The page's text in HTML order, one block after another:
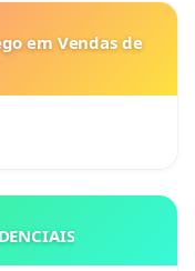
em Vendas de